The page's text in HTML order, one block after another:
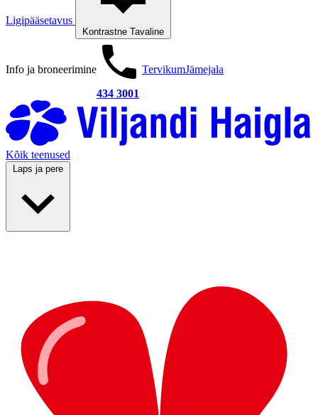
Ligipääsetavus
Kontrastne Tavaline
Info ja broneerimine
434 3001
TervikumJämejala
Kõik teenused
Laps ja pere